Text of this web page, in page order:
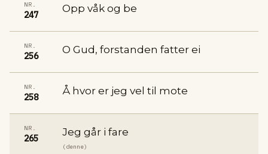
NR.
247
Opp våk og be
NR.
256
O Gud, forstanden fatter ei
NR.
258
Å hvor er jeg vel til mote
NR.
265
Jeg går i fare
(denne)